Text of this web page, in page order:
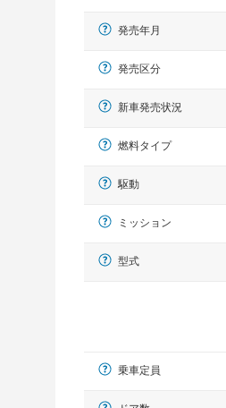
発売年月
発売区分
新車発売状況
燃料タイプ
駆動
ミッション
型式
乗車定員